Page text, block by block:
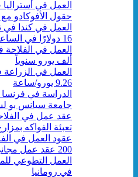
العمل في
حقول الأفوكادو
العمل في كندا في
16 دولارًا في الساعة
ألف يورو سنوياً
العمل في
9.26 يورو/ساعة
الدراسة في فرنسا
جامعة سيانس بو لسنة
عقد عمل في
تعبئة الفواكه
200 عقد عمل مجاني
العمل التطوعي
في رومانيا